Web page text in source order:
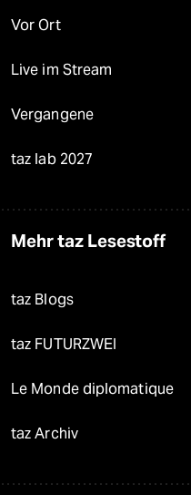
Vor Ort
Live im Stream
Vergangene
taz lab 2027
Mehr taz Lesestoff
taz Blogs
taz FUTURZWEI
Le Monde diplomatique
taz Archiv